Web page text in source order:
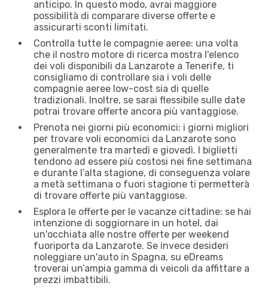
anticipo. In questo modo, avrai maggiore
possibilità di comparare diverse offerte e
assicurarti sconti limitati.
Controlla tutte le compagnie aeree: una volta
che il nostro motore di ricerca mostra l'elenco
dei voli disponibili da Lanzarote a Tenerife, ti
consigliamo di controllare sia i voli delle
compagnie aeree low-cost sia di quelle
tradizionali. Inoltre, se sarai flessibile sulle date
potrai trovare offerte ancora più vantaggiose.
Prenota nei giorni più economici: i giorni migliori
per trovare voli economici da Lanzarote sono
generalmente tra martedì e giovedì. I biglietti
tendono ad essere più costosi nei fine settimana
e durante l’alta stagione, di conseguenza volare
a metà settimana o fuori stagione ti permetterà
di trovare offerte più vantaggiose.
Esplora le offerte per le vacanze cittadine: se hai
intenzione di soggiornare in un hotel, dai
un'occhiata alle nostre offerte per weekend
fuoriporta da Lanzarote. Se invece desideri
noleggiare un'auto in Spagna, su eDreams
troverai un’ampia gamma di veicoli da affittare a
prezzi imbattibili.